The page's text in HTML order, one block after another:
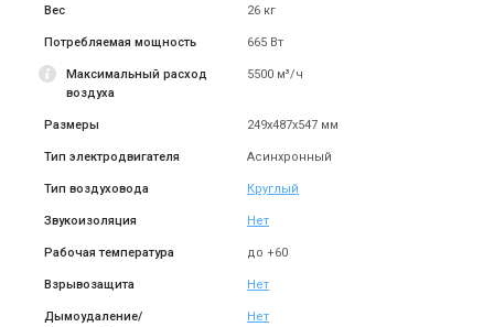
Soler&Palau TD-1300/250
Цена
Soler&Palau TD-1000/250
Цена
Под заказ Под заказ
Вес 26 кг
Потребляемая мощность 665 Вт
Максимальный расход
воздуха
5500 м³/ч
Размеры 249x487x547 мм
Тип электродвигателя Асинхронный
Тип воздуховода Круглый
Звукоизоляция Нет
Рабочая температура до +60
Взрывозащита Нет
Дымоудаление/
Нет